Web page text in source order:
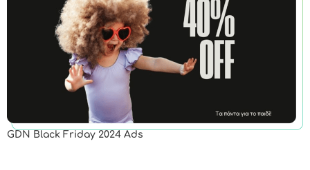
GDN Black Friday 2024 Ads